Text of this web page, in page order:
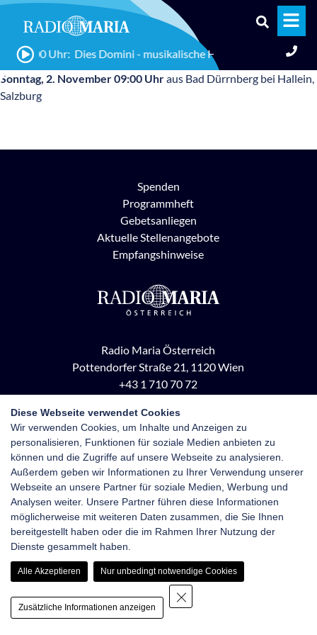
20:00 Uhr: Dies Domini - musikalische Hinführung zum
Sonntag, 2. November 09:00 Uhraus Bad Dürrnberg bei Hallein,
Salzburg
Spenden
Programmheft
Gebetsanliegen
Aktuelle Stellenangebote
Empfangshinweise
Radio Maria Österreich
Pottendorfer Straße 21, 1120 Wien
+43 1 710 70 72
Impressum Netiquette
Datenschutz
Haftungsausschluss
Newsletter-Anmeldung
Diese Webseite verwendet Cookies
Wir verwenden Cookies, um Inhalte und Anzeigen zu
personalisieren, Funktionen für soziale Medien anbieten zu
können und die Zugriffe auf unsere Webseite zu analysieren.
Außerdem geben wir Informationen zu Ihrer Verwendung unserer
Webseite an unsere Partner für soziale Medien, Werbung und
Analysen weiter. Unsere Partner führen diese Informationen
möglicherweise mit weiteren Daten zusammen, die Sie Ihnen
bereitgestellt haben oder die im Rahmen Ihrer Nutzung der
Dienste gesammelt haben.
Alle Akzeptieren Nur unbedingt notwendige Cookies
Zusätzliche Informationen anzeigen